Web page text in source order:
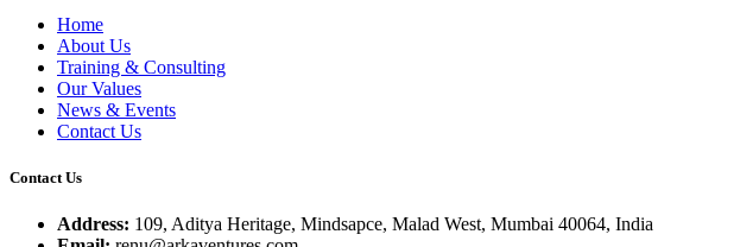
Home
About Us
Training & Consulting
Our Values
News & Events
Contact Us
Contact Us
Address: 109, Aditya Heritage, Mindsapce, Malad West, Mumbai 40064, India